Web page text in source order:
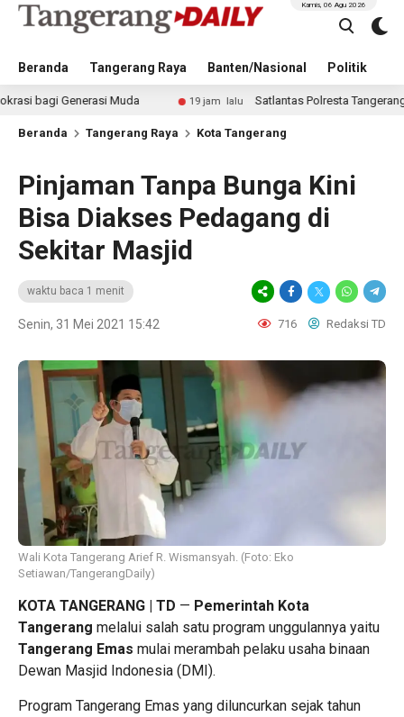
Beranda Tangerang Raya Banten/Nasional Politik
Kamis, 06 Agu 2026
Generasi Muda 19 jam lalu Satlantas Polresta Tangerang Edukasi
Beranda Tangerang Raya Kota Tangerang
Pinjaman Tanpa Bunga Kini
Bisa Diakses Pedagang di
Sekitar Masjid
waktu baca 1 menit
Senin, 31 Mei 2021 15:42 716 Redaksi TD
Wali Kota Tangerang Arief R. Wismansyah. (Foto: Eko
Setiawan/TangerangDaily)
KOTA TANGERANG | TD — Pemerintah Kota
Tangerang melalui salah satu program unggulannya yaitu
Tangerang Emas mulai merambah pelaku usaha binaan
Dewan Masjid Indonesia (DMI).
Program Tangerang Emas yang diluncurkan sejak tahun